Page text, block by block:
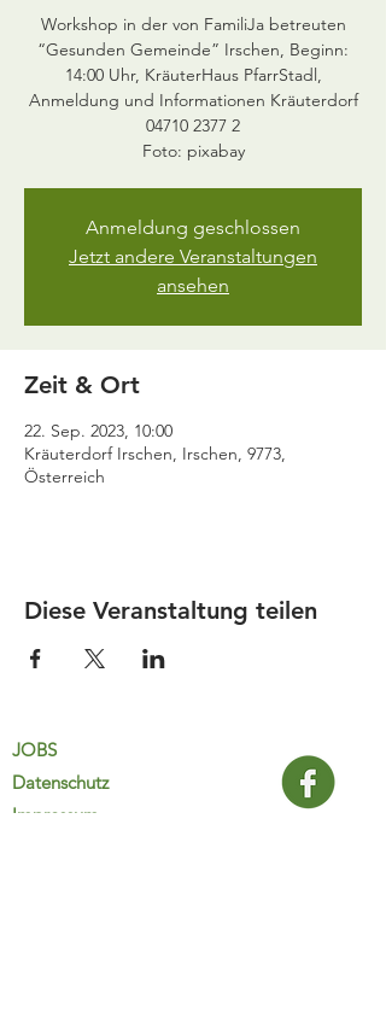
Workshop in der von FamiliJa betreuten
“Gesunden Gemeinde” Irschen, Beginn:
14:00 Uhr, KräuterHaus PfarrStadl,
Anmeldung und Informationen Kräuterdorf
04710 2377 2
Foto: pixabay
Anmeldung geschlossen
Jetzt andere Veranstaltungen
ansehen
Zeit & Ort
22. Sep. 2023, 10:00
Kräuterdorf Irschen, Irschen, 9773,
Österreich
Diese Veranstaltung teilen
JOBS
Datenschutz
Impressum